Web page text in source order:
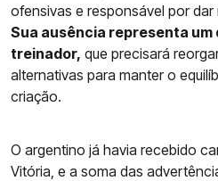
ofensivas e responsável por
Sua ausência representa um
treinador, que precisará
alternativas para manter o
criação.
O argentino já havia recebido
Vitória, e a soma das